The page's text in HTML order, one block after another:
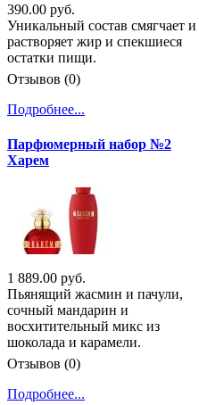
390.00 руб.
Уникальный состав смягчает и
растворяет жир и спекшиеся
остатки пищи.
Отзывов (0)
Подробнее...
Парфюмерный набор №2
Харем
1 889.00 руб.
Пьянящий жасмин и пачули,
сочный мандарин и
восхитительный микс из
шоколада и карамели.
Отзывов (0)
Подробнее...